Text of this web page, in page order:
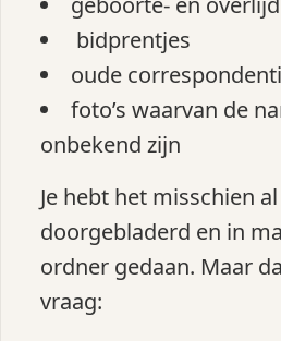
bidprentjes
oude
foto’s waarvan de
onbekend zijn
Je hebt het misschien
doorgebladerd en in
ordner gedaan. Maar
vraag: